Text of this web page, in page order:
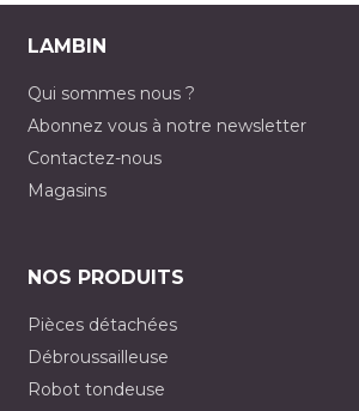
LAMBIN
Qui sommes nous ?
Abonnez vous à notre newsletter
Contactez-nous
Magasins
NOS PRODUITS
Pièces détachées
Débroussailleuse
Robot tondeuse